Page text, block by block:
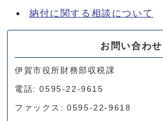
納付に関する相談について
お問い合わせ
伊賀市役所財務部収税課
電話: 0595-22-9615
ファックス: 0595-22-9618